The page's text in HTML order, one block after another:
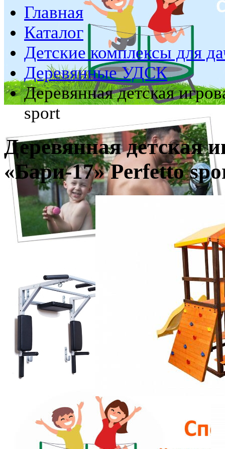
Главная
Каталог
Детские комплексы для
Деревянные УДСК
Деревянная детская
sport
Деревянная детская
«Бари-17» Perfetto